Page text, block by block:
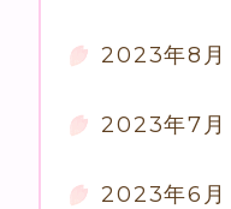
2023年8月
2023年7月
2023年6月